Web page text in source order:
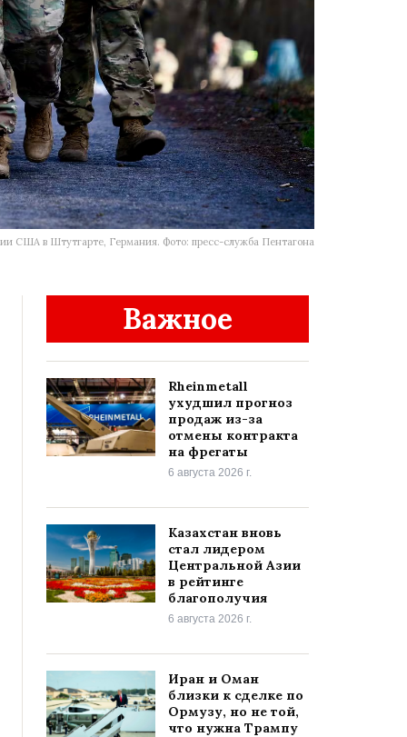
США в Штутгарте, Германия. Фото: пресс-служба Пентагона
Важное
Rheinmetall
ухудшил прогноз
продаж из-за
отмены контракта
на фрегаты
6 августа 2026 г.
Казахстан вновь
стал лидером
Центральной Азии
в рейтинге
благополучия
6 августа 2026 г.
Иран и Оман
близки к сделке по
Ормузу, но не той,
что нужна Трампу